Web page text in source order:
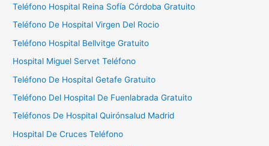
Teléfono Hospital Reina Sofía Córdoba Gratuito
Teléfono De Hospital Virgen Del Rocio
Teléfono Hospital Bellvitge Gratuito
Hospital Miguel Servet Teléfono
Teléfono De Hospital Getafe Gratuito
Teléfono Del Hospital De Fuenlabrada Gratuito
Teléfonos De Hospital Quirónsalud Madrid
Hospital De Cruces Teléfono